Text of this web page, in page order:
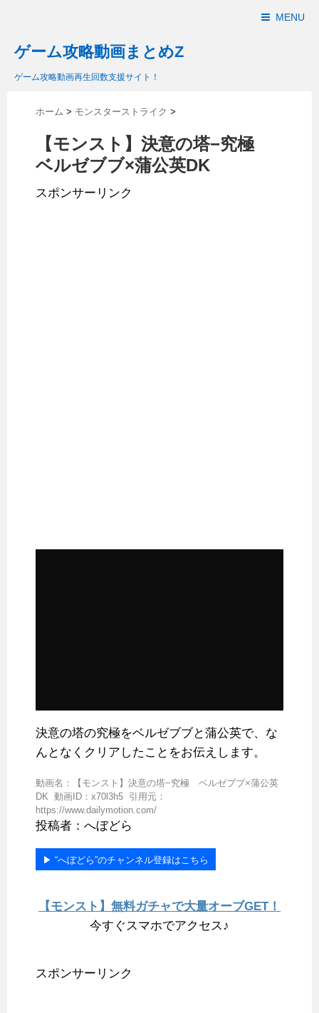
MENU
ゲーム攻略動画まとめZ
ゲーム攻略動画再生回数支援サイト！
ホーム > モンスターストライク >
【モンスト】決意の塔−究極
ベルゼブブ×蒲公英DK
スポンサーリンク
決意の塔の究極をベルゼブブと蒲公英で、な
んとなくクリアしたことをお伝えします。
動画名：【モンスト】決意の塔−究極 ベルゼブブ×蒲公英
DK 動画ID：x70l3h5 引用元：
https://www.dailymotion.com/
投稿者：へぼどら
▶︎ “へぼどら”のチャンネル登録はこちら
【モンスト】無料ガチャで大量オーブGET！
今すぐスマホでアクセス♪
スポンサーリンク